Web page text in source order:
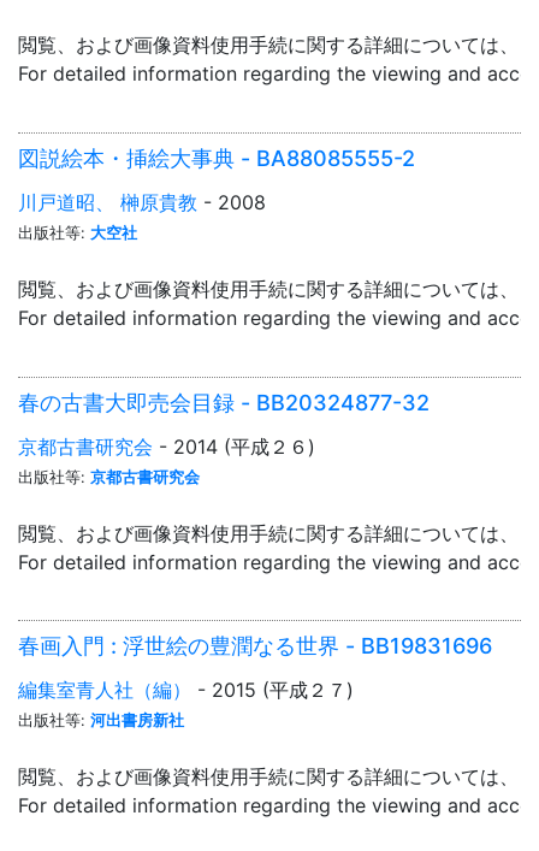
閲覧、および画像資料使用手続に関する詳細については、「
For detailed information regarding the viewing and
図説絵本・挿絵大事典 - BA88085555-2
川戸道昭、 榊原貴教 - 2008
出版社等: 大空社
閲覧、および画像資料使用手続に関する詳細については、「
For detailed information regarding the viewing and
春の古書大即売会目録 - BB20324877-32
京都古書研究会 - 2014 (平成２６)
出版社等: 京都古書研究会
閲覧、および画像資料使用手続に関する詳細については、「
For detailed information regarding the viewing and
春画入門 : 浮世絵の豊潤なる世界 - BB19831696
編集室青人社（編） - 2015 (平成２７)
出版社等: 河出書房新社
閲覧、および画像資料使用手続に関する詳細については、「
For detailed information regarding the viewing and